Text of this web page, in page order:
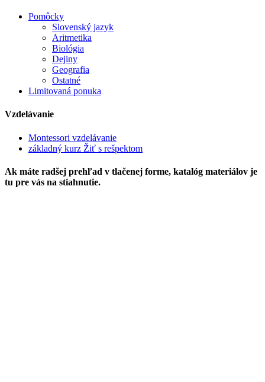
Pomôcky
Slovenský jazyk
Aritmetika
Biológia
Dejiny
Geografia
Ostatné
Limitovaná ponuka
Vzdelávanie
Montessori vzdelávanie
základný kurz Žiť s rešpektom
Ak máte radšej prehľad v tlačenej forme, katalóg materiálov je
tu pre vás na stiahnutie.